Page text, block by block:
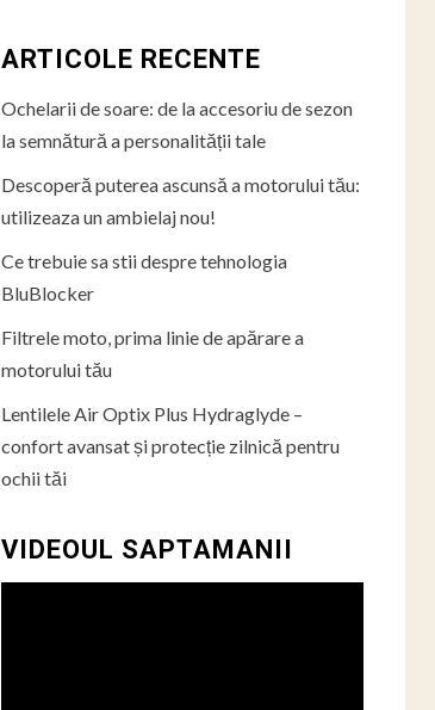
ARTICOLE RECENTE
Ochelarii de soare: de la accesoriu de sezon
la semnătură a personalității tale
Descoperă puterea ascunsă a motorului tău:
utilizeaza un ambielaj nou!
Ce trebuie sa stii despre tehnologia
BluBlocker
Filtrele moto, prima linie de apărare a
motorului tău
Lentilele Air Optix Plus Hydraglyde –
confort avansat și protecție zilnică pentru
ochii tăi
VIDEOUL SAPTAMANII